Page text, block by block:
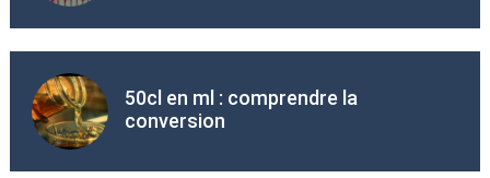
50cl en ml : comprendre la
conversion